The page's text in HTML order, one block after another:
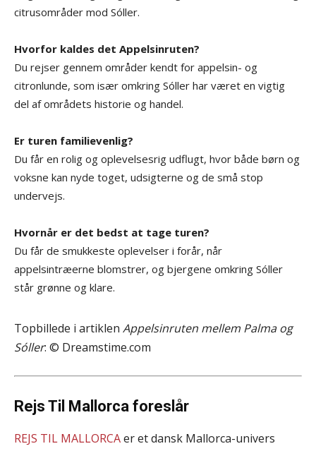
citrusområder mod Sóller.
Hvorfor kaldes det Appelsinruten?
Du rejser gennem områder kendt for appelsin- og
citronlunde, som især omkring Sóller har været en vigtig
del af områdets historie og handel.
Er turen familievenlig?
Du får en rolig og oplevelsesrig udflugt, hvor både børn og
voksne kan nyde toget, udsigterne og de små stop
undervejs.
Hvornår er det bedst at tage turen?
Du får de smukkeste oplevelser i forår, når
appelsintræerne blomstrer, og bjergene omkring Sóller
står grønne og klare.
Topbillede i artiklen Appelsinruten mellem Palma og
Sóller: © Dreamstime.com
Rejs Til Mallorca foreslår
REJS TIL MALLORCAer et dansk Mallorca-univers